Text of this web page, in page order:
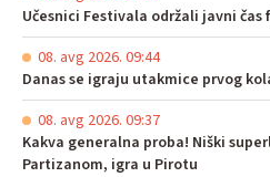
Učesnici Festivala održali javni čas
08. avg 2026. 09:44
Danas se igraju utakmice prvog
08. avg 2026. 09:37
Kakva generalna proba! Niški
Partizanom, igra u Pirotu